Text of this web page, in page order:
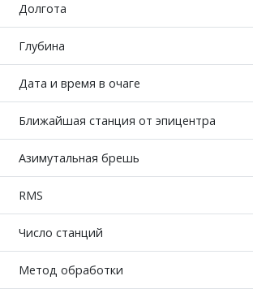
Долгота
Глубина
Дата и время в очаге
Ближайшая станция от эпицентра
Азимутальная брешь
RMS
Число станций
Метод обработки